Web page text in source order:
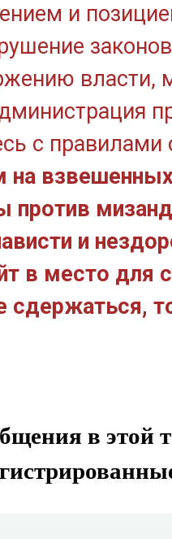
и
власти,
с правилами
против
и
в место для
в этой